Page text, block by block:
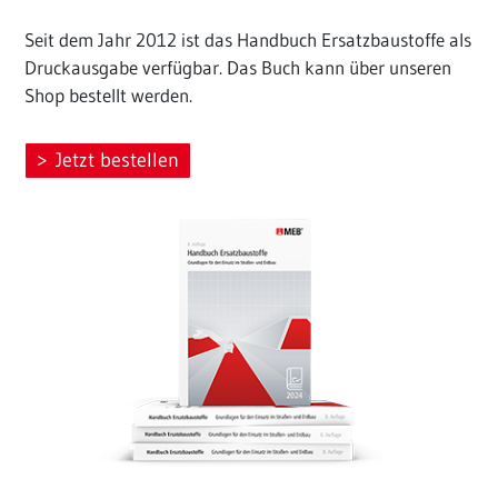
Seit dem Jahr 2012 ist das Handbuch Ersatzbaustoffe als
Druckausgabe verfügbar. Das Buch kann über unseren
Shop bestellt werden.
Jetzt bestellen